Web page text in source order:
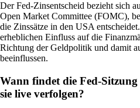
Der Fed-Zinsentscheid bezieht sich
Open Market Committee (FOMC),
die Zinssätze in den USA
erheblichen Einfluss auf die
Richtung der Geldpolitik und damit
beeinflussen.
Wann findet die Fed-
sie live verfolgen?